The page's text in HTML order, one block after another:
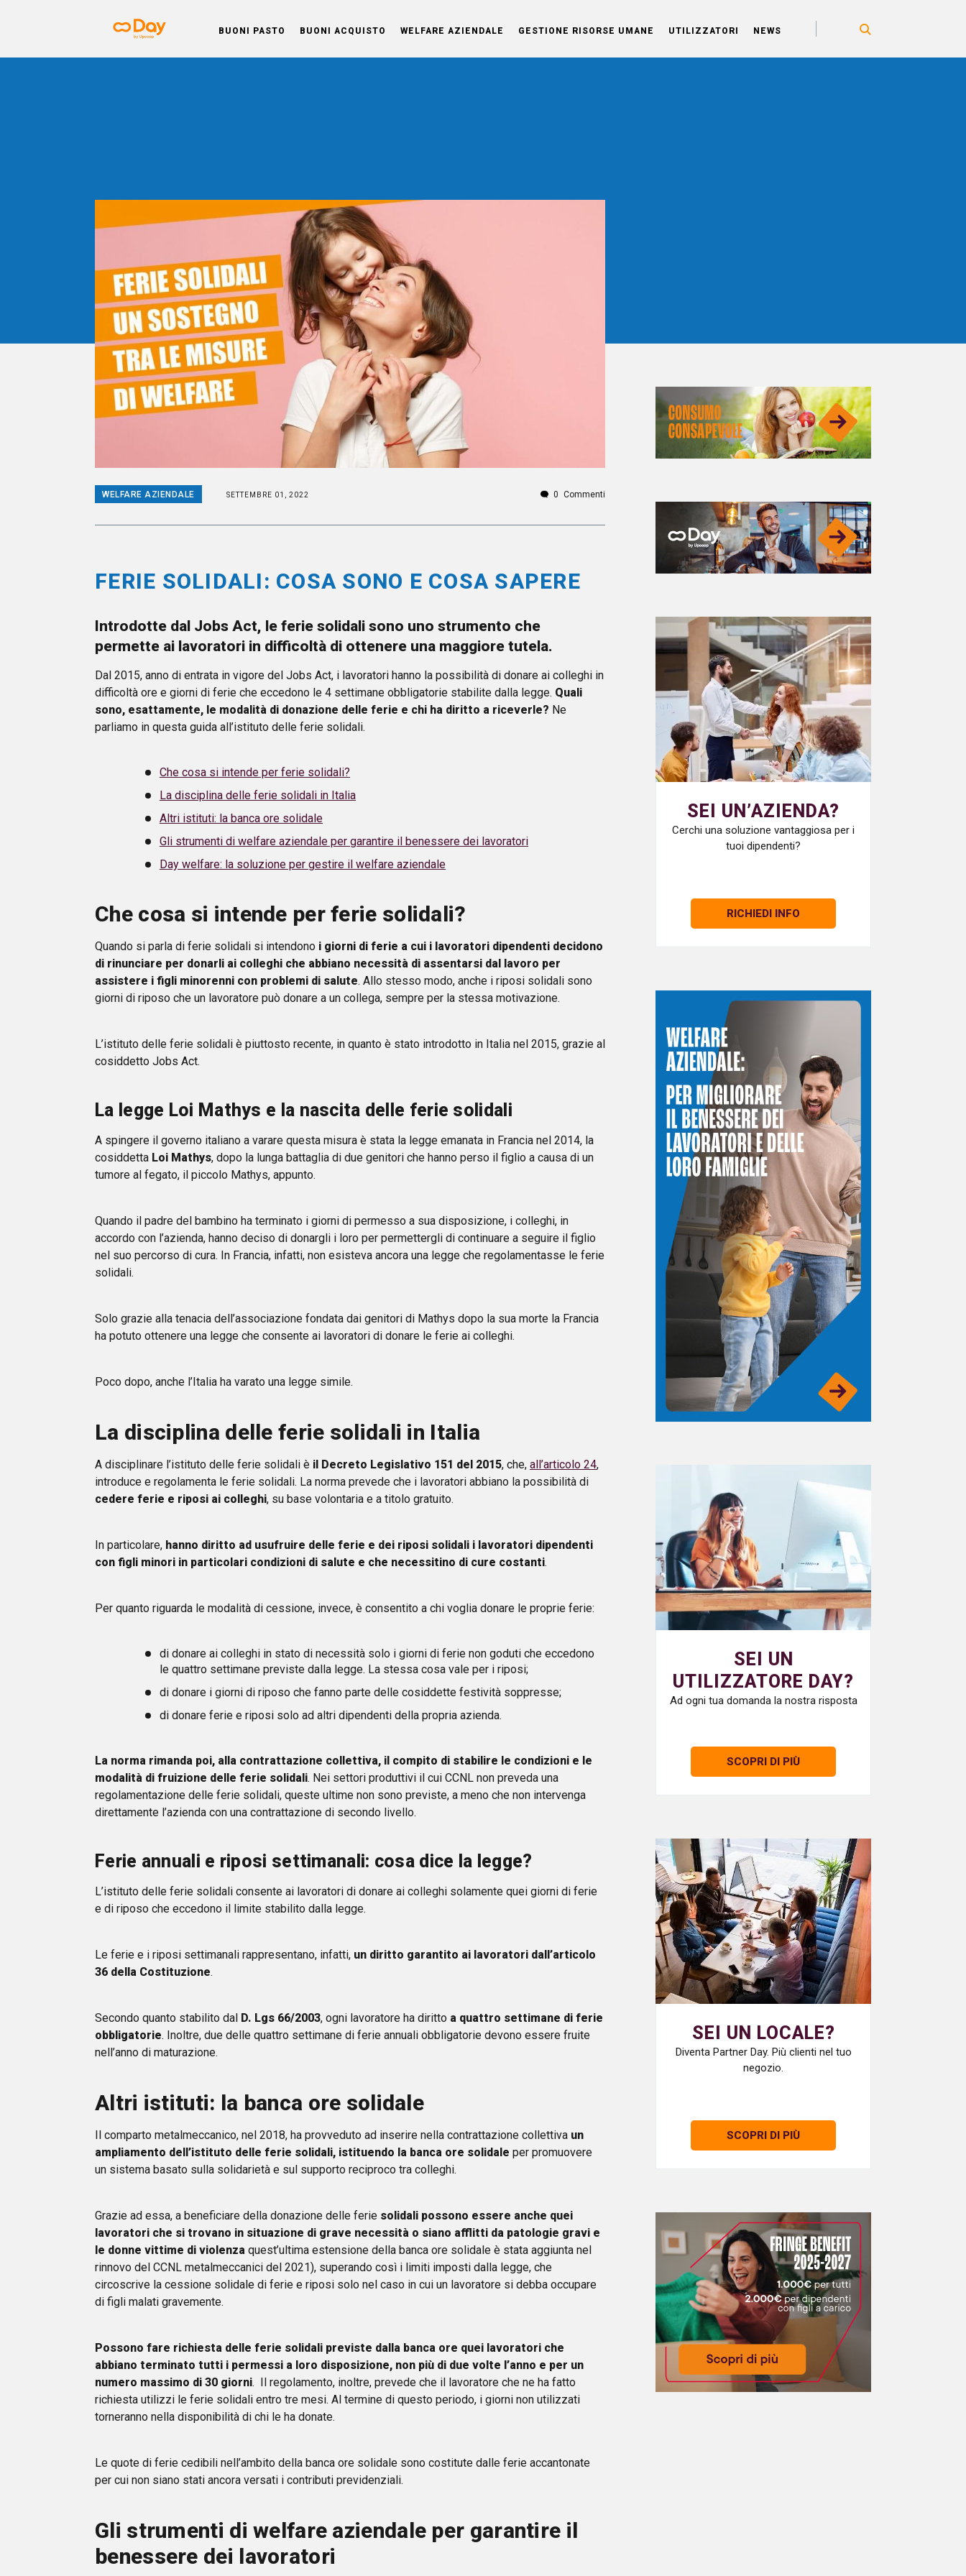
BUONI PASTO BUONI ACQUISTO WELFARE AZIENDALE GESTIONE RISORSE UMANE UTILIZZATORI NEWS
Day BLOG
Soluzioni studiate per offrire un piano di
Welfare che rispetti le esigenze delle
imprese e migliori l’equilibrio tra vita
professionale e privata dei dipendenti.
WELFARE AZIENDALE SETTEMBRE 01, 2022 0 Commenti
FERIE SOLIDALI: COSA SONO E COSA SAPERE
Introdotte dal Jobs Act, le ferie solidali sono uno strumento che
permette ai lavoratori in difficoltà di ottenere una maggiore tutela.
Dal 2015, anno di entrata in vigore del Jobs Act, i lavoratori hanno la possibilità di donare ai colleghi in
difficoltà ore e giorni di ferie che eccedono le 4 settimane obbligatorie stabilite dalla legge. Quali
sono, esattamente, le modalità di donazione delle ferie e chi ha diritto a riceverle? Ne
parliamo in questa guida all’istituto delle ferie solidali.
Che cosa si intende per ferie solidali?
La disciplina delle ferie solidali in Italia
Altri istituti: la banca ore solidale
Gli strumenti di welfare aziendale per garantire il benessere dei lavoratori
Day welfare: la soluzione per gestire il welfare aziendale
Che cosa si intende per ferie solidali?
Quando si parla di ferie solidali si intendono i giorni di ferie a cui i lavoratori dipendenti decidono
di rinunciare per donarli ai colleghi che abbiano necessità di assentarsi dal lavoro per
assistere i figli minorenni con problemi di salute. Allo stesso modo, anche i riposi solidali sono
giorni di riposo che un lavoratore può donare a un collega, sempre per la stessa motivazione.
L’istituto delle ferie solidali è piuttosto recente, in quanto è stato introdotto in Italia nel 2015, grazie al
cosiddetto Jobs Act.
La legge Loi Mathys e la nascita delle ferie solidali
A spingere il governo italiano a varare questa misura è stata la legge emanata in Francia nel 2014, la
cosiddetta Loi Mathys, dopo la lunga battaglia di due genitori che hanno perso il figlio a causa di un
tumore al fegato, il piccolo Mathys, appunto.
Quando il padre del bambino ha terminato i giorni di permesso a sua disposizione, i colleghi, in
accordo con l’azienda, hanno deciso di donargli i loro per permettergli di continuare a seguire il figlio
nel suo percorso di cura. In Francia, infatti, non esisteva ancora una legge che regolamentasse le ferie
solidali.
Solo grazie alla tenacia dell’associazione fondata dai genitori di Mathys dopo la sua morte la Francia
ha potuto ottenere una legge che consente ai lavoratori di donare le ferie ai colleghi.
Poco dopo, anche l’Italia ha varato una legge simile.
La disciplina delle ferie solidali in Italia
A disciplinare l’istituto delle ferie solidali è il Decreto Legislativo 151 del 2015, che, all’articolo 24,
introduce e regolamenta le ferie solidali. La norma prevede che i lavoratori abbiano la possibilità di
cedere ferie e riposi ai colleghi, su base volontaria e a titolo gratuito.
In particolare, hanno diritto ad usufruire delle ferie e dei riposi solidali i lavoratori dipendenti
con figli minori in particolari condizioni di salute e che necessitino di cure costanti.
Per quanto riguarda le modalità di cessione, invece, è consentito a chi voglia donare le proprie ferie:
di donare ai colleghi in stato di necessità solo i giorni di ferie non goduti che eccedono
le quattro settimane previste dalla legge. La stessa cosa vale per i riposi;
di donare i giorni di riposo che fanno parte delle cosiddette festività soppresse;
di donare ferie e riposi solo ad altri dipendenti della propria azienda.
La norma rimanda poi, alla contrattazione collettiva, il compito di stabilire le condizioni e le
modalità di fruizione delle ferie solidali. Nei settori produttivi il cui CCNL non preveda una
regolamentazione delle ferie solidali, queste ultime non sono previste, a meno che non intervenga
direttamente l’azienda con una contrattazione di secondo livello.
Ferie annuali e riposi settimanali: cosa dice la legge?
L’istituto delle ferie solidali consente ai lavoratori di donare ai colleghi solamente quei giorni di ferie
e di riposo che eccedono il limite stabilito dalla legge.
Le ferie e i riposi settimanali rappresentano, infatti, un diritto garantito ai lavoratori dall’articolo
36 della Costituzione.
Secondo quanto stabilito dal D. Lgs 66/2003, ogni lavoratore ha diritto a quattro settimane di ferie
obbligatorie. Inoltre, due delle quattro settimane di ferie annuali obbligatorie devono essere fruite
nell’anno di maturazione.
Altri istituti: la banca ore solidale
Il comparto metalmeccanico, nel 2018, ha provveduto ad inserire nella contrattazione collettiva un
ampliamento dell’istituto delle ferie solidali, istituendo la banca ore solidale per promuovere
un sistema basato sulla solidarietà e sul supporto reciproco tra colleghi.
Grazie ad essa, a beneficiare della donazione delle ferie solidali possono essere anche quei
lavoratori che si trovano in situazione di grave necessità o siano afflitti da patologie gravi e
le donne vittime di violenza quest’ultima estensione della banca ore solidale è stata aggiunta nel
rinnovo del CCNL metalmeccanici del 2021), superando così i limiti imposti dalla legge, che
circoscrive la cessione solidale di ferie e riposi solo nel caso in cui un lavoratore si debba occupare
di figli malati gravemente.
Possono fare richiesta delle ferie solidali previste dalla banca ore quei lavoratori che
abbiano terminato tutti i permessi a loro disposizione, non più di due volte l’anno e per un
numero massimo di 30 giorni. Il regolamento, inoltre, prevede che il lavoratore che ne ha fatto
richiesta utilizzi le ferie solidali entro tre mesi. Al termine di questo periodo, i giorni non utilizzati
torneranno nella disponibilità di chi le ha donate.
Le quote di ferie cedibili nell’ambito della banca ore solidale sono costitute dalle ferie accantonate
per cui non siano stati ancora versati i contributi previdenziali.
Gli strumenti di welfare aziendale per garantire il
benessere dei lavoratori
SEI UN’AZIENDA?
Cerchi una soluzione vantaggiosa per i
tuoi dipendenti?
RICHIEDI INFO
SEI UN
UTILIZZATORE DAY?
Ad ogni tua domanda la nostra risposta
SCOPRI DI PIÙ
SEI UN LOCALE?
Diventa Partner Day. Più clienti nel tuo
negozio.
SCOPRI DI PIÙ